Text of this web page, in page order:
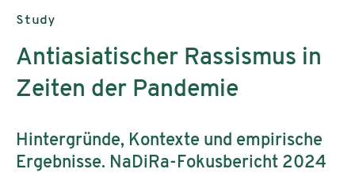
Publication type:
Study
Antiasiatischer Rassismus in
Zeiten der Pandemie
Subtitle:
Hintergründe, Kontexte und empirische
Ergebnisse. NaDiRa-Fokusbericht 2024